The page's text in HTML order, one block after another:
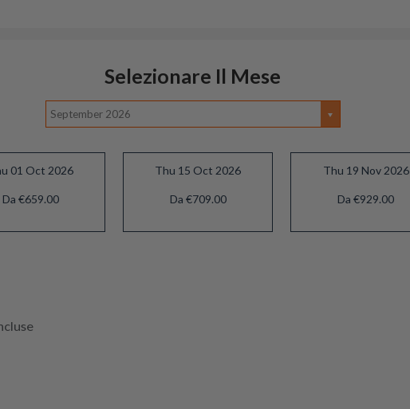
Selezionare Il Mese
September 2026
01 Oct 2026
Da €659.00
Thu 15 Oct 2026
Da €709.00
Thu 19 Nov 2026
Da €929.00